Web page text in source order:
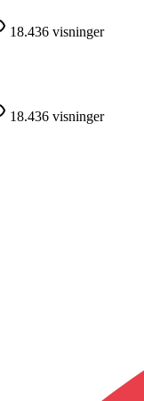
18.436 visninger
18.436 visninger